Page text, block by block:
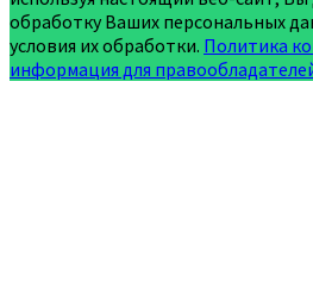
обработку Ваших персональных
условия их обработки. Политика
информация для